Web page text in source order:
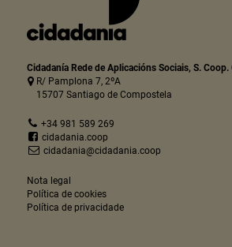
Cidadanía Rede de Aplicacións Sociais, S. Coop.
R/ Pamplona 7, 2ºA
15707 Santiago de Compostela
+34 981 589 269
cidadania.coop
cidadania@cidadania.coop
Nota legal
Política de cookies
Política de privacidade